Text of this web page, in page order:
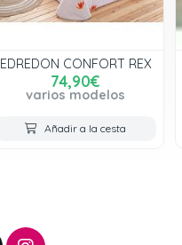
EDREDON CONFORT REX
74,90€
varios modelos
Añadir a la cesta